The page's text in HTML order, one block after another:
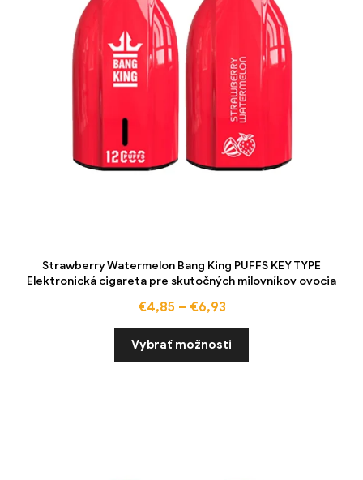
Strawberry Watermelon Bang King PUFFS KEY TYPE
Elektronická cigareta pre skutočných milovníkov ovocia
€4,85 – €6,93
Vybrať možnosti